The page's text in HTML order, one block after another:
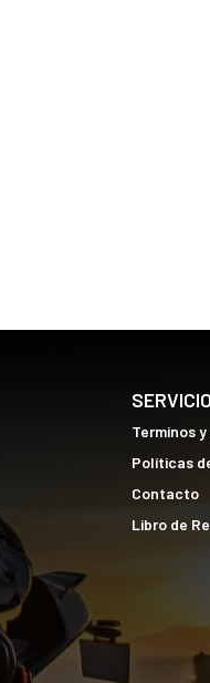
Terminos
Políticas
Contacto
Libro de